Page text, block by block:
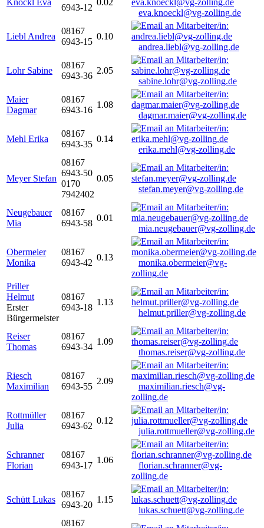
Knöckl Eva
6943-12
0.02
eva.knoeckl@vg-zolling.de
Liebl Andrea
08167
6943-15
0.10
andrea.liebl@vg-zolling.de
Lohr Sabine
08167
6943-36
2.05
sabine.lohr@vg-zolling.de
Maier
Dagmar
08167
6943-16
1.08
dagmar.maier@vg-zolling.de
Mehl Erika
08167
6943-35
0.14
erika.mehl@vg-zolling.de
Meyer Stefan
08167
6943-50
0170
7942402
0.05
stefan.meyer@vg-zolling.de
Neugebauer
Mia
08167
6943-58
0.01
mia.neugebauer@vg-zolling.de
Obermeier
Monika
08167
6943-42
0.13
monika.obermeier@vg-
zolling.de
Priller
Helmut
Erster
Bürgermeister
08167
6943-18
1.13
helmut.priller@vg-zolling.de
Reiser
Thomas
08167
6943-34
1.09
thomas.reiser@vg-zolling.de
Riesch
Maximilian
08167
6943-55
2.09
maximilian.riesch@vg-
zolling.de
Rottmüller
Julia
08167
6943-62
0.12
julia.rottmueller@vg-zolling.de
Schranner
Florian
08167
6943-17
1.06
florian.schranner@vg-
zolling.de
Schütt Lukas
08167
6943-20
1.15
lukas.schuett@vg-zolling.de
08167